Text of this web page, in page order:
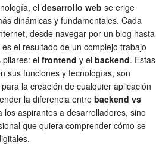
el desarrollo web se erige
dinámicas y fundamentales. Cada
desde navegar por un blog hasta
el resultado de un complejo trabajo
pilares: el frontend y el backend. Estas
sus funciones y tecnologías, son
la creación de cualquier aplicación
la diferencia entre backend vs
los aspirantes a desarrolladores, sino
que quiera comprender cómo se